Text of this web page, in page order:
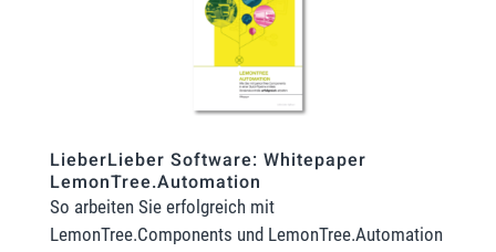
LieberLieber Software: Whitepaper
LemonTree.Automation
So arbeiten Sie erfolgreich mit
LemonTree.Components und LemonTree.Automation